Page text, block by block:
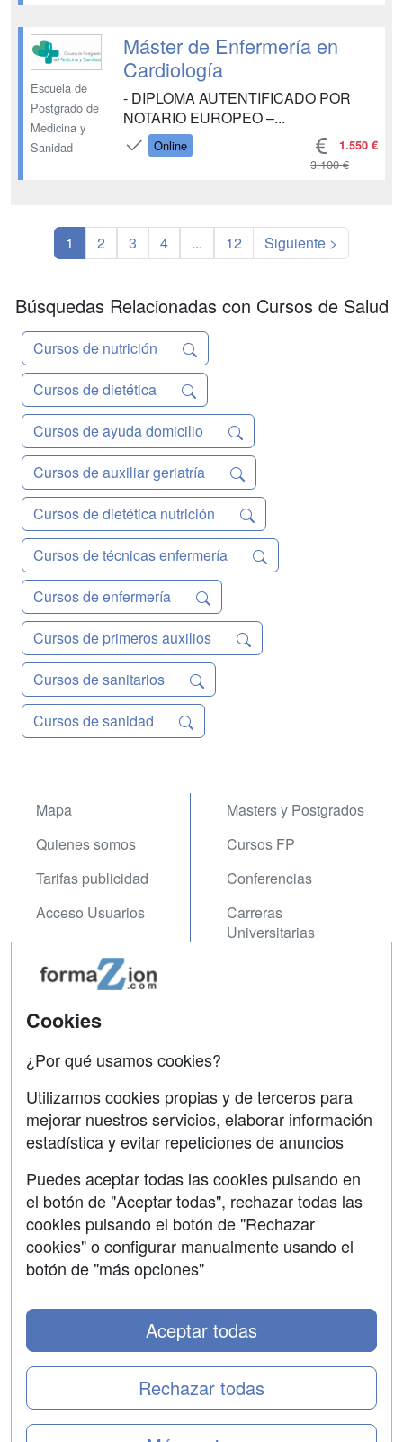
Escuela de
Postgrado de
Medicina y
Sanidad
Máster de Enfermería en
Cardiología
- DIPLOMA AUTENTIFICADO POR
NOTARIO EUROPEO –...
Online 1.550 €
3.100 €
1 2 3 4 ... 12 Siguiente >
Búsquedas Relacionadas con Cursos de Salud
Cursos de nutrición
Cursos de dietética
Cursos de ayuda domicilio
Cursos de auxiliar geriatría
Cursos de dietética nutrición
Cursos de técnicas enfermería
Cursos de enfermería
Cursos de primeros auxilios
Cursos de sanitarios
Cursos de sanidad
Mapa
Quienes somos
Tarifas publicidad
Acceso Usuarios
Acceso Centros
Masters y Postgrados
Cursos FP
Conferencias
Carreras
Universitarias
Contactar
Confidencialidad
Aviso legal
Copyleft
Grupo formazion:
Copyright 2000-2026 Formazion Web, S.L. - Calle
Cookies
¿Por qué usamos cookies?
Utilizamos cookies propias y de terceros para
mejorar nuestros servicios, elaborar información
estadística y evitar repeticiones de anuncios
Puedes aceptar todas las cookies pulsando en
el botón de "Aceptar todas", rechazar todas las
cookies pulsando el botón de "Rechazar
cookies" o configurar manualmente usando el
botón de "más opciones"
Rechazar todas
Aceptar todas